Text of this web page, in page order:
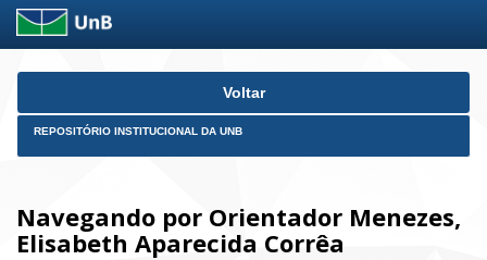
Skip
Voltar
REPOSITÓRIO INSTITUCIONAL DA UNB
Navegando por Orientador Menezes,
Elisabeth Aparecida Corrêa